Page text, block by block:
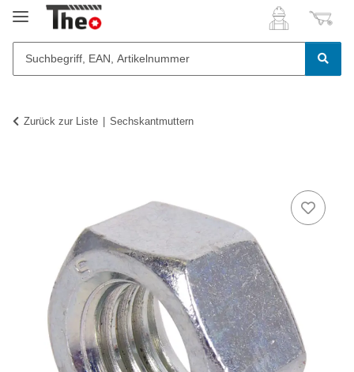
Zurück zur Liste Sechskantmuttern